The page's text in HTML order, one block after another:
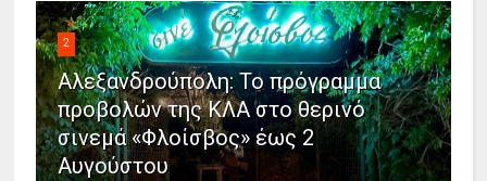
2
Αλεξανδρούπολη: Το πρόγραμμα
προβολών της ΚΛΑ στο θερινό
σινεμά «Φλοίσβος» έως 2
Αυγούστου